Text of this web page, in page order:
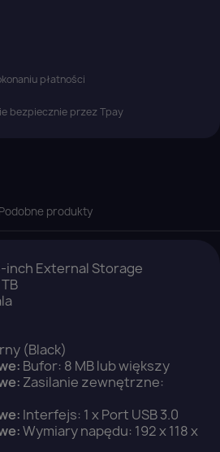
płatności
bezpiecznie przez Tpay
Podobne produkty
inch External Storage
(Black)
Bufor: 8 MB lub większy
Zasilanie zewnętrzne:
Interfejs: 1 x Port USB 3.0
Wymiary napędu: 192 x 118 x
in to save products in your
Zaloguj się